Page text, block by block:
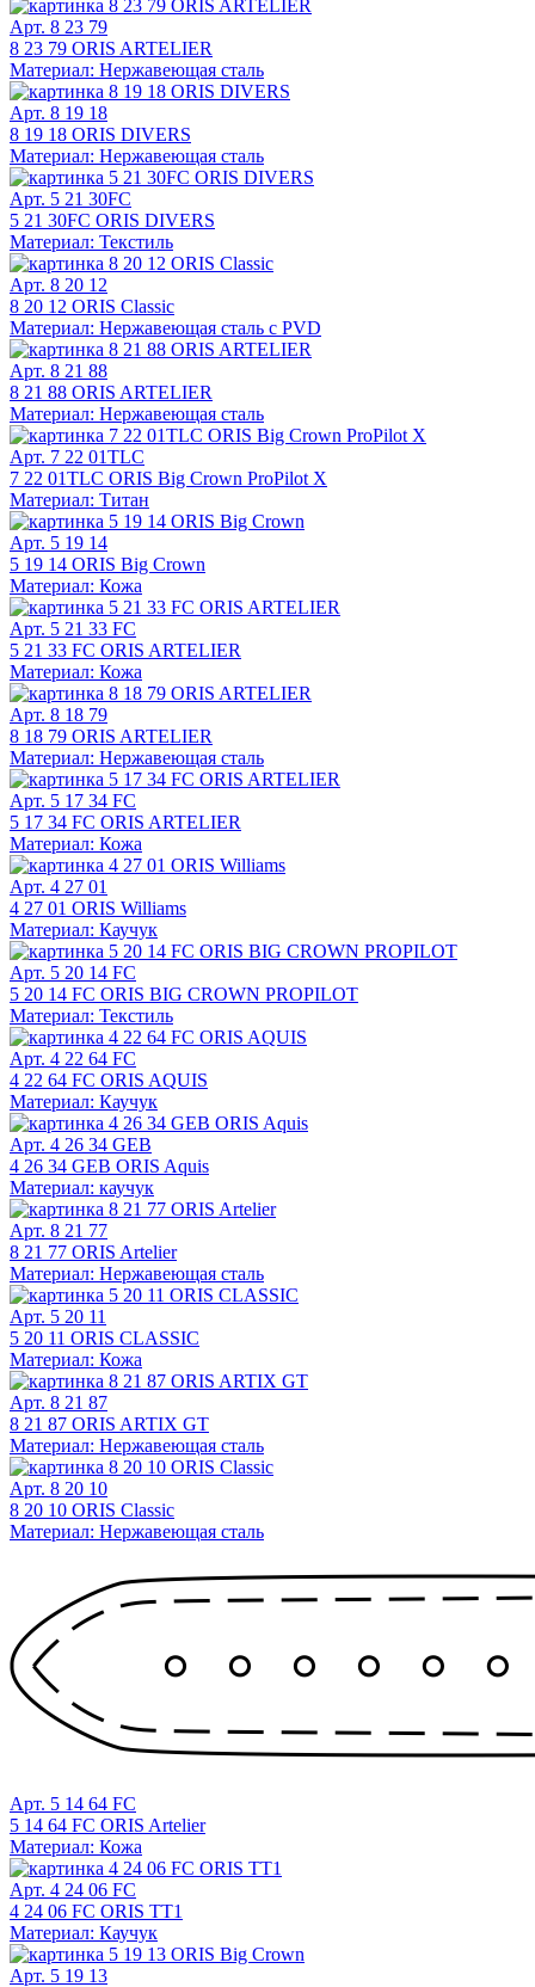
Арт. 8 23 79
8 23 79 ORIS ARTELIER
Материал: Нержавеющая сталь
Арт. 8 19 18
8 19 18 ORIS DIVERS
Материал: Нержавеющая сталь
Арт. 5 21 30FC
5 21 30FC ORIS DIVERS
Материал: Текстиль
Арт. 8 20 12
8 20 12 ORIS Classic
Материал: Нержавеющая сталь с PVD
Арт. 8 21 88
8 21 88 ORIS ARTELIER
Материал: Нержавеющая сталь
Арт. 7 22 01TLC
7 22 01TLC ORIS Big Crown ProPilot X
Материал: Титан
Арт. 5 19 14
5 19 14 ORIS Big Crown
Материал: Кожа
Арт. 5 21 33 FC
5 21 33 FC ORIS ARTELIER
Материал: Кожа
Арт. 8 18 79
8 18 79 ORIS ARTELIER
Материал: Нержавеющая сталь
Арт. 5 17 34 FC
5 17 34 FC ORIS ARTELIER
Материал: Кожа
Арт. 4 27 01
4 27 01 ORIS Williams
Материал: Каучук
Арт. 5 20 14 FC
5 20 14 FC ORIS BIG CROWN PROPILOT
Материал: Текстиль
Арт. 4 22 64 FC
4 22 64 FC ORIS AQUIS
Материал: Каучук
Арт. 4 26 34 GEB
4 26 34 GEB ORIS Aquis
Материал: каучук
Арт. 8 21 77
8 21 77 ORIS Artelier
Материал: Нержавеющая сталь
Арт. 5 20 11
5 20 11 ORIS CLASSIC
Материал: Кожа
Арт. 8 21 87
8 21 87 ORIS ARTIX GT
Материал: Нержавеющая сталь
Арт. 8 20 10
8 20 10 ORIS Classic
Материал: Нержавеющая сталь
Арт. 5 14 64 FC
5 14 64 FC ORIS Artelier
Материал: Кожа
Арт. 4 24 06 FC
4 24 06 FC ORIS TT1
Материал: Каучук
Арт. 5 19 13